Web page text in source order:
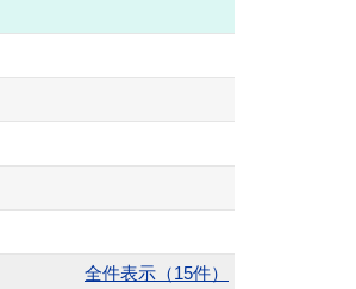
全件表示（15件）